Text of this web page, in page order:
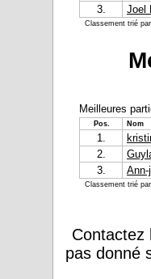
3.
Joel
Classement trié
Meilleures
Pos. Nom
1.
2.
3.
Classement trié
Contactez
pas donné